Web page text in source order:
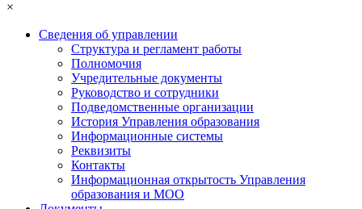
×
Сведения об управлении
Структура и регламент работы
Полномочия
Учредительные документы
Руководство и сотрудники
Подведомственные организации
История Управления образования
Информационные системы
Реквизиты
Контакты
Информационная открытость Управления
образования и МОО